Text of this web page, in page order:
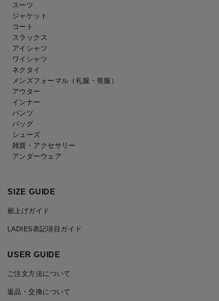
スーツ
ジャケット
コート
スラックス
アイシャツ
ワイシャツ
ネクタイ
メンズフォーマル （礼服・喪服）
アウター
インナー
パンツ
バッグ
シューズ
雑貨・アクセサリー
アンダーウェア
SIZE GUIDE
裾上げガイド
LADIES表記項目ガイド
USER GUIDE
ご注文方法について
返品・交換について